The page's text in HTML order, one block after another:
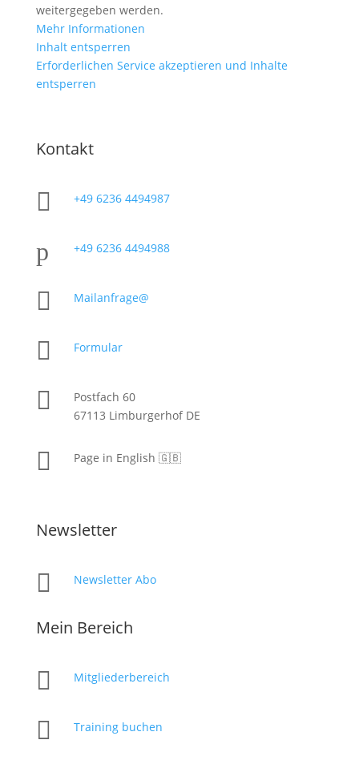
weitergegeben werden.
Mehr Informationen
Inhalt entsperren
Erforderlichen Service akzeptieren und Inhalte
entsperren
Kontakt
 +49 6236 4494987
p +49 6236 4494988
 Mailanfrage@
 Formular

Postfach 60
67113 Limburgerhof DE
 Page in English 🇬🇧
Newsletter
 Newsletter Abo
Mein Bereich
 Mitgliederbereich
 Training buchen